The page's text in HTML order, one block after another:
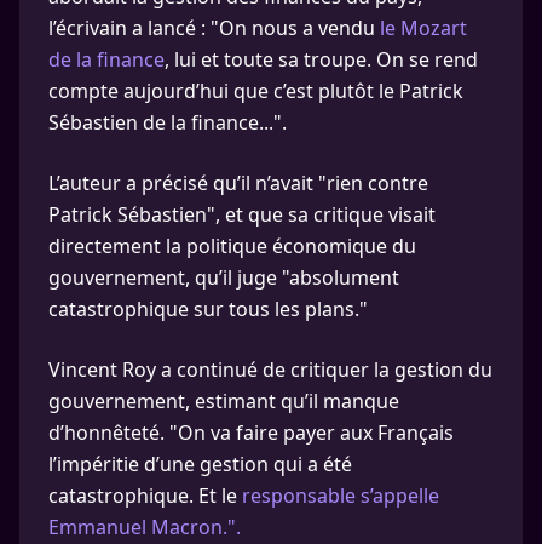
l’écrivain a lancé : "On nous a vendu le Mozart
de la finance, lui et toute sa troupe. On se rend
compte aujourd’hui que c’est plutôt le Patrick
Sébastien de la finance...".
L’auteur a précisé qu’il n’avait "rien contre
Patrick Sébastien", et que sa critique visait
directement la politique économique du
gouvernement, qu’il juge "absolument
catastrophique sur tous les plans."
Vincent Roy a continué de critiquer la gestion du
gouvernement, estimant qu’il manque
d’honnêteté. "On va faire payer aux Français
l’impéritie d’une gestion qui a été
catastrophique. Et le responsable s’appelle
Emmanuel Macron.".